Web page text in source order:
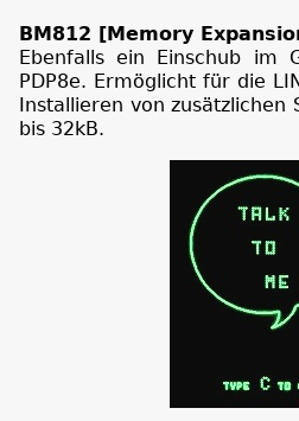
BM812 [Memory
Ebenfalls ein Einschub im
PDP8e. Ermöglicht für die
Installieren von zusätzlichen
bis 32kB.